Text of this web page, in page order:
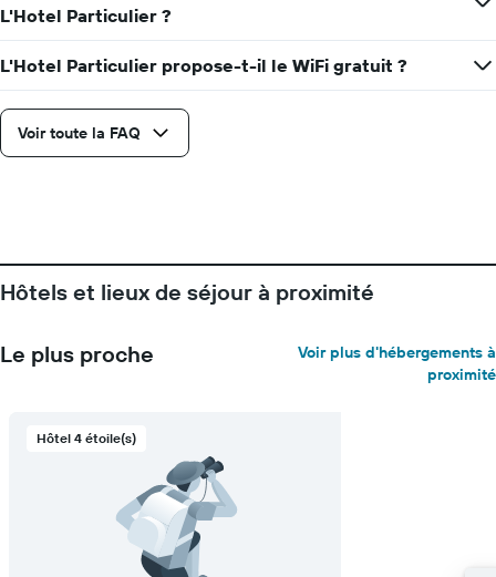
L'Hotel Particulier ?
L'Hotel Particulier propose-t-il le WiFi gratuit ?
Voir toute la FAQ
Hôtels et lieux de séjour à proximité
Le plus proche
Voir plus d'hébergements à
proximité
Hôtel 4 étoile(s)